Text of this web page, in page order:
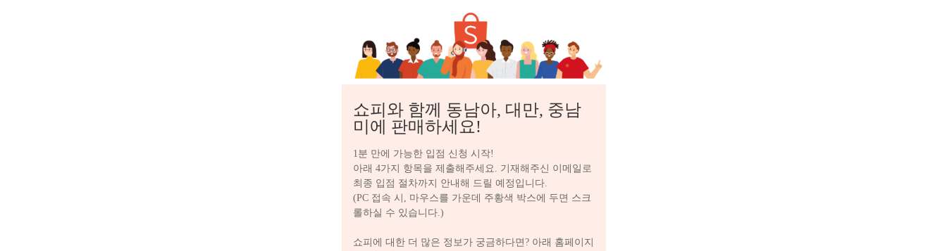
쇼피와 함께 동남아, 대만, 중남
미에 판매하세요!
1분 만에 가능한 입점 신청 시작!
아래 4가지 항목을 제출해주세요. 기재해주신 이메일로
최종 입점 절차까지 안내해 드릴 예정입니다.
(PC 접속 시, 마우스를 가운데 주황색 박스에 두면 스크
롤하실 수 있습니다.)
쇼피에 대한 더 많은 정보가 궁금하다면? 아래 홈페이지